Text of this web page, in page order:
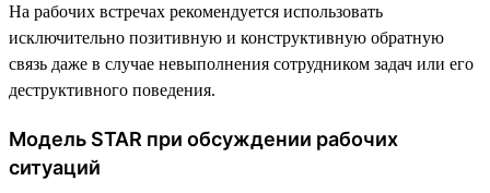
На рабочих встречах рекомендуется использовать
исключительно позитивную и конструктивную обратную
связь даже в случае невыполнения сотрудником задач или его
деструктивного поведения.
Модель STAR при обсуждении рабочих
ситуаций